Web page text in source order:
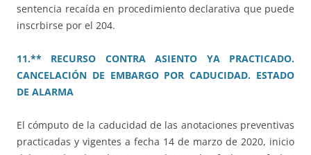
sentencia recaída en procedimiento declarativa que puede
inscrbirse por el 204.
11.** RECURSO CONTRA ASIENTO YA PRACTICADO.
CANCELACIÓN DE EMBARGO POR CADUCIDAD. ESTADO
DE ALARMA
El cómputo de la caducidad de las anotaciones preventivas
practicadas y vigentes a fecha 14 de marzo de 2020, inicio